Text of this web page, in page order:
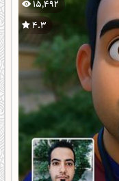
15,492
4.3